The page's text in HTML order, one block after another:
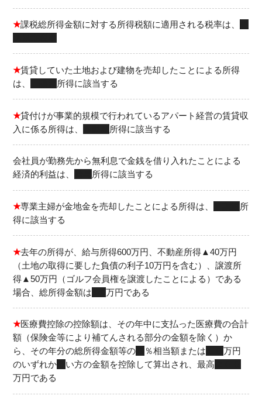
★課税総所得金額に対する所得税額に適用される税率は、
★賃貸していた土地および建物を売却したことによる所得
は、
所得に該当する
★貸付けが事業的規模で行われているアパート経営の賃貸収
入に係る所得は、
所得に該当する
会社員が勤務先から無利息で金銭を借り入れたことによる
経済的利益は、
所得に該当する
★専業主婦が金地金を売却したことによる所得は、
所
得に該当する
★去年の所得が、給与所得600万円、不動産所得▲40万円
（土地の取得に要した負債の利子10万円を含む）、譲渡所
得▲50万円（ゴルフ会員権を譲渡したことによる）である
場合、総所得金額は
万円である
★医療費控除の控除額は、その年中に支払った医療費の合計
額（保険金等により補てんされる部分の金額を除く）か
ら、その年分の総所得金額等の５ ％相当額または
万円
のいずれか低 い方の金額を控除して算出され、最高
万円である